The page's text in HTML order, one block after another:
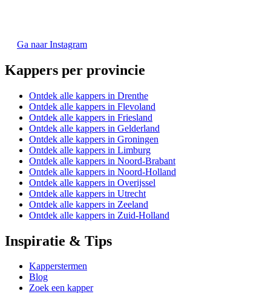
Ga naar Instagram
Kappers per provincie
Ontdek alle kappers in Drenthe
Ontdek alle kappers in Flevoland
Ontdek alle kappers in Friesland
Ontdek alle kappers in Gelderland
Ontdek alle kappers in Groningen
Ontdek alle kappers in Limburg
Ontdek alle kappers in Noord-Brabant
Ontdek alle kappers in Noord-Holland
Ontdek alle kappers in Overijssel
Ontdek alle kappers in Utrecht
Ontdek alle kappers in Zeeland
Ontdek alle kappers in Zuid-Holland
Inspiratie & Tips
Kapperstermen
Blog
Zoek een kapper